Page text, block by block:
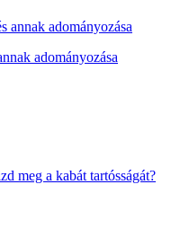
adományozása
meg a kabát tartósságát?